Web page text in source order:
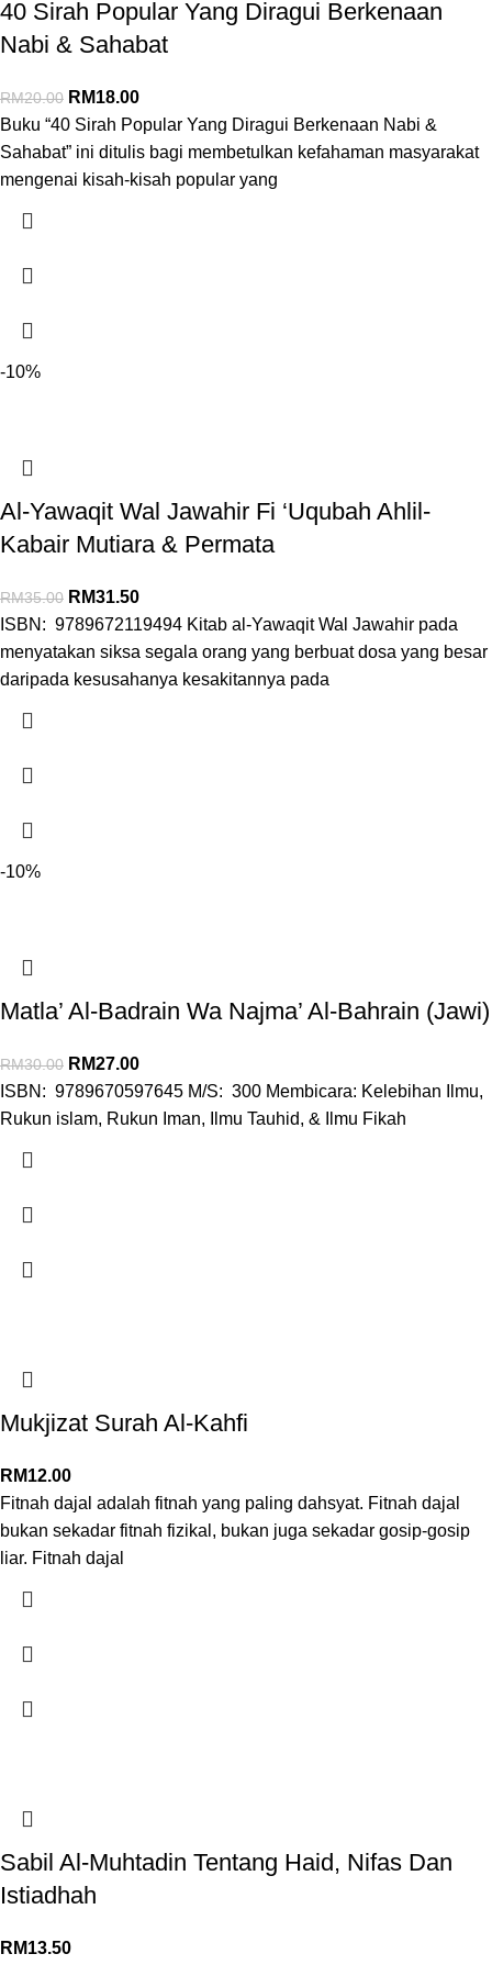
40 Sirah Popular Yang Diragui Berkenaan
Nabi & Sahabat
RM20.00 RM18.00
Buku “40 Sirah Popular Yang Diragui Berkenaan Nabi &
Sahabat” ini ditulis bagi membetulkan kefahaman masyarakat
mengenai kisah-kisah popular yang
-10%
Al-Yawaqit Wal Jawahir Fi ‘Uqubah Ahlil-
Kabair Mutiara & Permata
RM35.00 RM31.50
ISBN: 9789672119494 Kitab al-Yawaqit Wal Jawahir pada
menyatakan siksa segala orang yang berbuat dosa yang besar
daripada kesusahanya kesakitannya pada
-10%
Matla’ Al-Badrain Wa Najma’ Al-Bahrain (Jawi)
RM30.00 RM27.00
ISBN: 9789670597645 M/S: 300 Membicara: Kelebihan Ilmu,
Rukun islam, Rukun Iman, Ilmu Tauhid, & Ilmu Fikah
Mukjizat Surah Al-Kahfi
RM12.00
Fitnah dajal adalah fitnah yang paling dahsyat. Fitnah dajal
bukan sekadar fitnah fizikal, bukan juga sekadar gosip-gosip
liar. Fitnah dajal
Sabil Al-Muhtadin Tentang Haid, Nifas Dan
Istiadhah
RM13.50